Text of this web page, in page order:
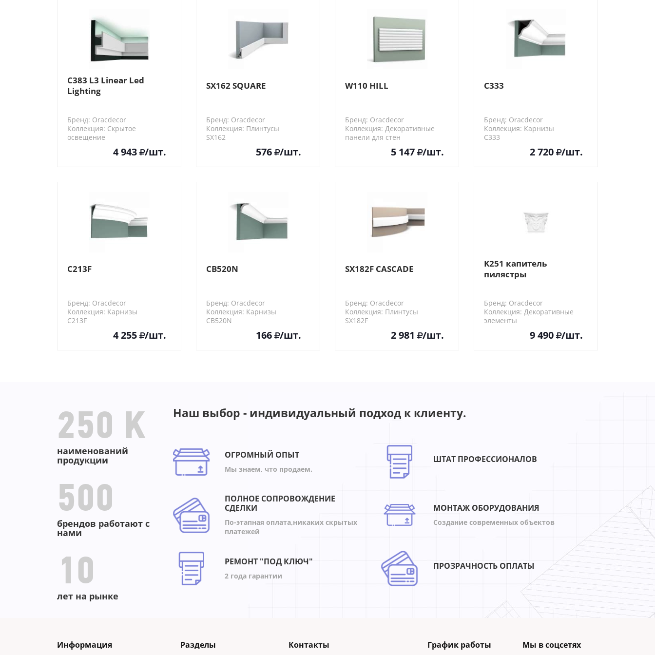
C383 L3 Linear Led
Lighting
Бренд: Oracdecor
Коллекция: Скрытое
освещение
4 943 /шт.
SX162 SQUARE
Бренд: Oracdecor
Коллекция: Плинтусы
SX162
576 /шт.
W110 HILL
Бренд: Oracdecor
Коллекция: Декоративные
панели для стен
5 147 /шт.
C333
Бренд: Oracdecor
Коллекция: Карнизы
C333
2 720 /шт.
C213F
Бренд: Oracdecor
Коллекция: Карнизы
C213F
4 255 /шт.
CB520N
Бренд: Oracdecor
Коллекция: Карнизы
CB520N
166 /шт.
SX182F CASCADE
Бренд: Oracdecor
Коллекция: Плинтусы
SX182F
2 981 /шт.
K251 капитель
пилястры
Бренд: Oracdecor
Коллекция: Декоративные
элементы
9 490 /шт.
250 K
наименований
продукции
500
брендов работают с
нами
10
лет на рынке
Наш выбор - индивидуальный подход к клиенту.
ОГРОМНЫЙ ОПЫТ
Мы знаем, что продаем.
ШТАТ ПРОФЕССИОНАЛОВ
ПОЛНОЕ СОПРОВОЖДЕНИЕ
СДЕЛКИ
По-этапная оплата,никаких скрытых
платежей
МОНТАЖ ОБОРУДОВАНИЯ
Создание современных объектов
РЕМОНТ "ПОД КЛЮЧ"
2 года гарантии
ПРОЗРАЧНОСТЬ ОПЛАТЫ
Информация Разделы Контакты График работы Мы в соцсетях